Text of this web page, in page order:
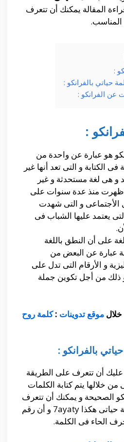
المقالة يمكنك أن تتعرف
:
حياتي بالفرانكو :
عن الفرانكو :
:
هو عبارة عن واحدة من
فى الكتابة و التى تعد أنها غير
و هى لغة مستحدثة و غير
ظهرت منذ عدة سنوات على
الأجتماعى و التى شهدت
يعتمد عليها الشباب فى
على أن النطق باللغة
عبارة عن البعض من
و الأرقام التى تدل على
ذلك من أجل تكوين جملة
موقع تدوينات :كلمة روح
بالفرانكو :
أن تتعرف على الطريقة
من خلالها يتم كتابة الكلمات
الصحيحة و يمكنك أن تتعرف
على كتابة كلمة حياتى هكذا 7ayaty و أن رقم